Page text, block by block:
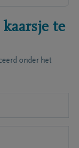
te
onder het